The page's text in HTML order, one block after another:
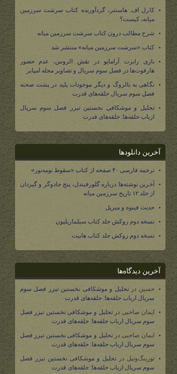
کارل اف. هاستتر، گردآورنده کتاب سرشت سرزمین
میانه، کیست؟
شرح مطالب درون کتاب سرشت سرزمین میانه
کتاب «سرشت سرزمین میانه» منتشر شد
بازی رابرت آرامایو در نقش الروس، عدم حضور
هارفوت‌ها در فصل سوم سریال و تصاویر مجله امپایر
نگاهی به بالروگ و دیگر موجودات پلید در پشت صحنه
فصل سوم سریال حلقه‌های قدرت
تحلیل و موشکافی نخستین تیزر فصل سوم سریال
ارباب حلقه‌ها: حلقه‌های قدرت
آخرین دانلودها
ترجمه فارسی ۴۰ صفحه از کتاب «سقوط نومه‌نور»
آخرین نوشته‌ها درباره گلورفیندل، پنج جادوگر و گیردان
از جلد ۱۲ تاریخ سرزمین میانه
حدیث فینوه و میریل
نسخه دوم روکش جلد کتاب سیلماریلیون
نسخه دوم روکش جلد کتاب هابیت
آخرین دیدگاه‌ها
حسین درتحلیل و موشکافی نخستین تیزر فصل سوم
سریال ارباب حلقه‌ها: حلقه‌های قدرت
ایمان صاحبی درتحلیل و موشکافی نخستین تیزر فصل
سوم سریال ارباب حلقه‌ها: حلقه‌های قدرت
ایمان صاحبی درتحلیل و موشکافی نخستین تیزر فصل
سوم سریال ارباب حلقه‌ها: حلقه‌های قدرت
تورینگ‌وتیل درتحلیل و موشکافی نخستین تیزر فصل
سوم سریال ارباب حلقه‌ها: حلقه‌های قدرت